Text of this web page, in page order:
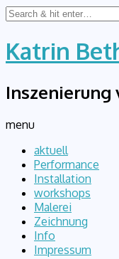
Katrin
Inszenierung
menu
aktuell
Performance
Installation
workshops
Malerei
Zeichnung
Info
Impressum